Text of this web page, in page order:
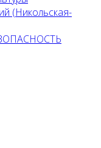
(Никольская-